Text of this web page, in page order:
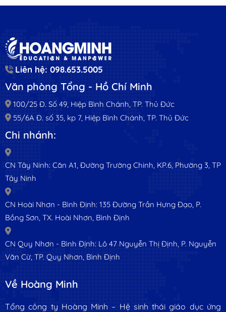
Liên hệ: 098.653.5005
Văn phòng Tổng - Hồ Chí Minh
100/25 Đ. Số 49, Hiệp Bình Chánh, TP. Thủ Đức
55/6A Đ. số 35, kp 7, Hiệp Bình Chánh, TP. Thủ Đức
Chi nhánh:
CN Tây Ninh: Căn A1, Đường Trường Chinh, KP.6, Phường 3, TP
Tây Ninh
CN Hoài Nhơn - Bình Định: 135 Đường Trần Hưng Đạo, P.
Bồng Sơn, TX. Hoài Nhơn, Bình Định
CN Quy Nhơn - Bình Định: Lô 47 Nguyễn Thị Định, P. Nguyễn
Văn Cừ, TP. Quy Nhơn, Bình Định
Về Hoàng Minh
Tổng công ty Hoàng Minh – Hệ sinh thái giáo dục ứng